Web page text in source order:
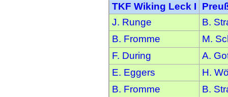
TKF Wiking Leck I
J. Runge
B.
B. Fromme
M.
F. During
A.
E. Eggers
H.
B. Fromme
B.